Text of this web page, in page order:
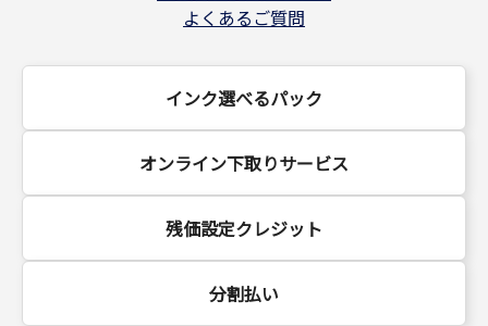
よくあるご質問
インク選べるパック
オンライン下取りサービス
残価設定クレジット
分割払い